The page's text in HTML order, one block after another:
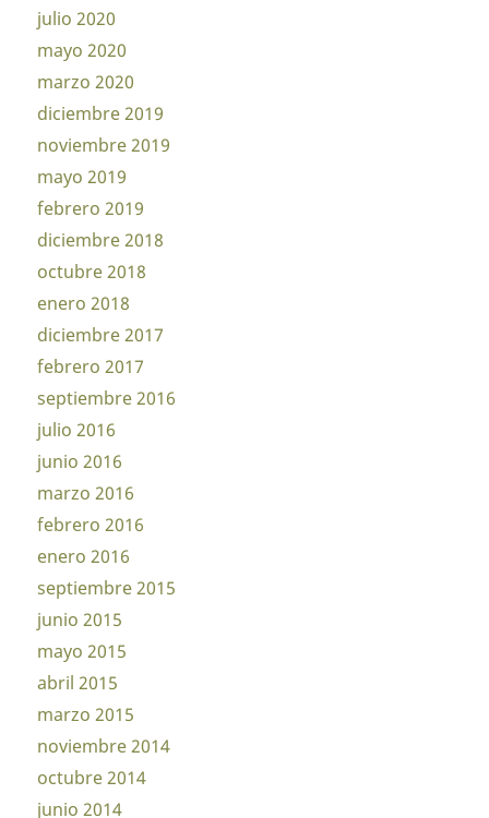
julio 2020
mayo 2020
marzo 2020
diciembre 2019
noviembre 2019
mayo 2019
febrero 2019
diciembre 2018
octubre 2018
enero 2018
diciembre 2017
febrero 2017
septiembre 2016
julio 2016
junio 2016
marzo 2016
febrero 2016
enero 2016
septiembre 2015
junio 2015
mayo 2015
abril 2015
marzo 2015
noviembre 2014
octubre 2014
junio 2014